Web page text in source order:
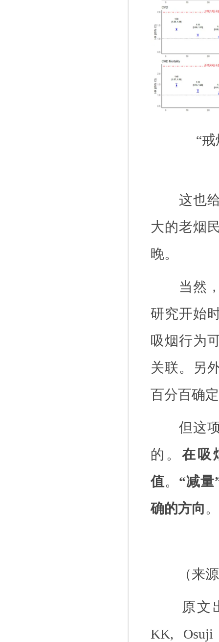
“
这也
大的老烟
晚。
当然
研究开始
吸烟行为
关联。另
百分百确
但这
的。在吸
值。 “减量
确的方向。
（来
原文
KK, Osuji